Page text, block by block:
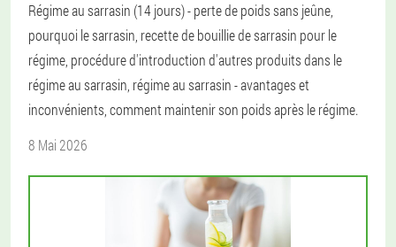
Régime au sarrasin (14 jours) - perte de poids sans jeûne,
pourquoi le sarrasin, recette de bouillie de sarrasin pour le
régime, procédure d'introduction d'autres produits dans le
régime au sarrasin, régime au sarrasin - avantages et
inconvénients, comment maintenir son poids après le régime.
8 Mai 2026